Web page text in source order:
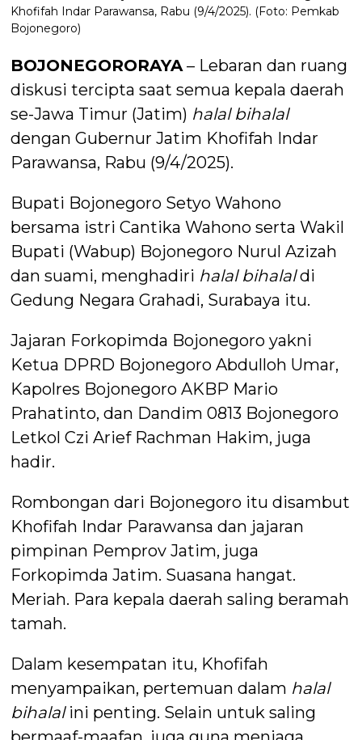
Khofifah Indar Parawansa, Rabu (9/4/2025). (Foto: Pemkab
Bojonegoro)
BOJONEGORORAYA– Lebaran dan ruang
diskusi tercipta saat semua kepala daerah
se-Jawa Timur (Jatim) halal bihalal
dengan Gubernur Jatim Khofifah Indar
Parawansa, Rabu (9/4/2025).
Bupati Bojonegoro Setyo Wahono
bersama istri Cantika Wahono serta Wakil
Bupati (Wabup) Bojonegoro Nurul Azizah
dan suami, menghadiri halal bihalaldi
Gedung Negara Grahadi, Surabaya itu.
Jajaran Forkopimda Bojonegoro yakni
Ketua DPRD Bojonegoro Abdulloh Umar,
Kapolres Bojonegoro AKBP Mario
Prahatinto, dan Dandim 0813 Bojonegoro
Letkol Czi Arief Rachman Hakim, juga
hadir.
Rombongan dari Bojonegoro itu disambut
Khofifah Indar Parawansa dan jajaran
pimpinan Pemprov Jatim, juga
Forkopimda Jatim. Suasana hangat.
Meriah. Para kepala daerah saling beramah
tamah.
Dalam kesempatan itu, Khofifah
menyampaikan, pertemuan dalam halal
bihalalini penting. Selain untuk saling